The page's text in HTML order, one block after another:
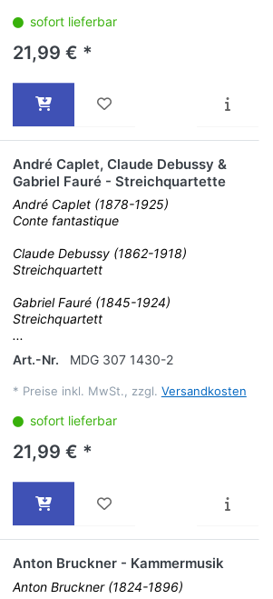
sofort lieferbar
21,99 € *
André Caplet, Claude Debussy &
Gabriel Fauré - Streichquartette
André Caplet (1878-1925)
Conte fantastique
Claude Debussy (1862-1918)
Streichquartett
Gabriel Fauré (1845-1924)
Streichquartett
...
Art.-Nr.
MDG 307 1430-2
* Preise inkl. MwSt., zzgl. Versandkosten
sofort lieferbar
21,99 € *
Anton Bruckner - Kammermusik
Anton Bruckner (1824-1896)